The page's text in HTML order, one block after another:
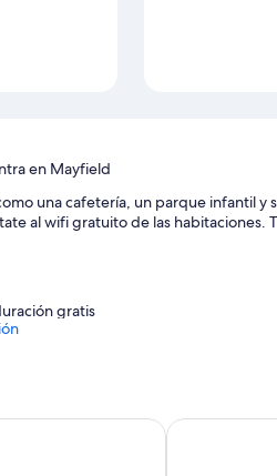
en Mayfield
una cafetería, un parque infantil y
al wifi gratuito de las habitaciones.
gratis
recarga para coches y un salón de
Newcastle by IHGQuest